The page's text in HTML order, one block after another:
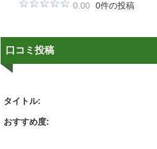
0.00 0件の投稿
口コミ投稿
タイトル:
おすすめ度: